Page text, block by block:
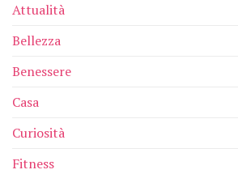
Attualità
Bellezza
Benessere
Casa
Curiosità
Fitness